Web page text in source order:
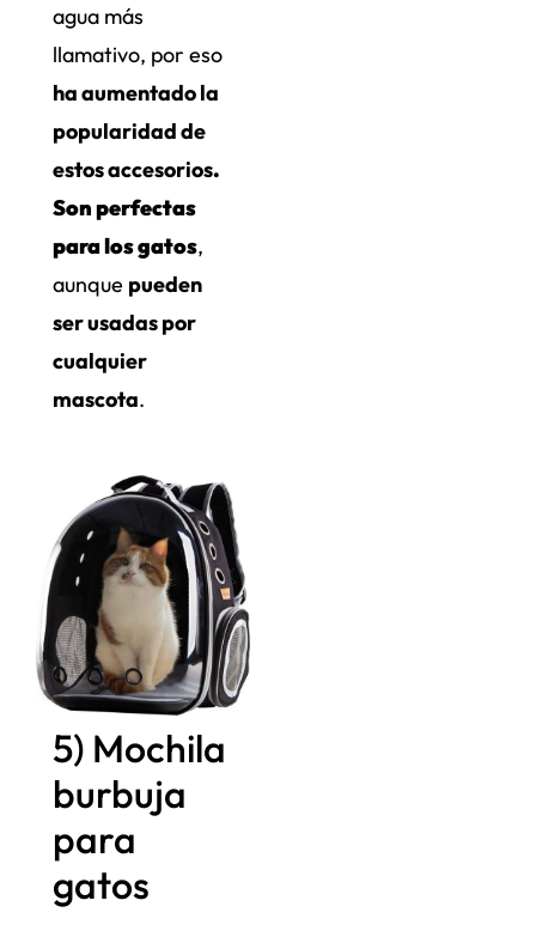
agua más
llamativo, por eso
ha aumentado la
popularidad de
estos accesorios.
Son perfectas
para los gatos,
aunque pueden
ser usadas por
cualquier
mascota.
5) Mochila
burbuja
para
gatos